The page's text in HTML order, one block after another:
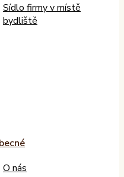
Sídlo firmy v místě
bydliště
O nás